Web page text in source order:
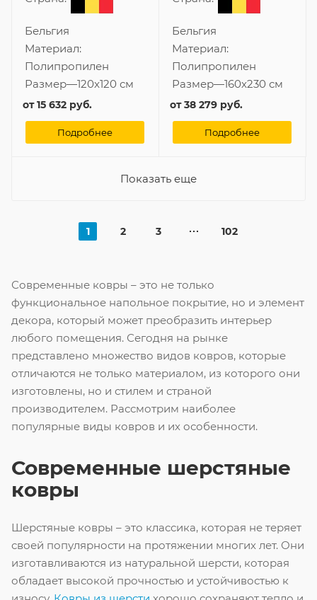
Бельгия
Материал:
Полипропилен
Размер—120x120 см
от15 632 руб.
Подробнее
Бельгия
Материал:
Полипропилен
Размер—160x230 см
от38 279 руб.
Подробнее
Показать еще
1 2 3 102
Современные ковры – это не только
функциональное напольное покрытие, но и элемент
декора, который может преобразить интерьер
любого помещения. Сегодня на рынке
представлено множество видов ковров, которые
отличаются не только материалом, из которого они
изготовлены, но и стилем и страной
производителем. Рассмотрим наиболее
популярные виды ковров и их особенности.
Современные шерстяные
ковры
Шерстяные ковры – это классика, которая не теряет
своей популярности на протяжении многих лет. Они
изготавливаются из натуральной шерсти, которая
обладает высокой прочностью и устойчивостью к